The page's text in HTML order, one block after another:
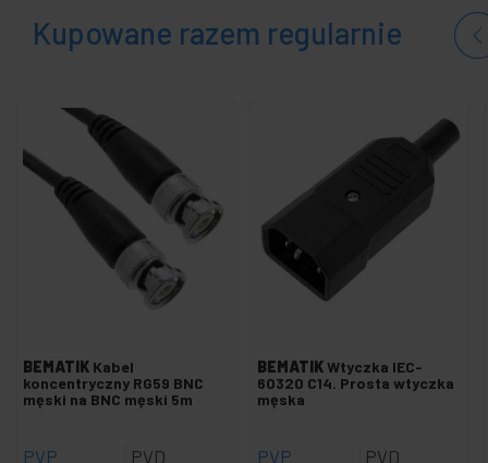
Czas
+
medyczna
Kupowane razem regularnie
BEMATIK Kabel
koncentryczny RG59 BNC
męski na BNC męski 5m
PVP PVD
BEMATIKWtyczka IEC-
60320 C14. Prosta wtyczka
męska
PVP PVD